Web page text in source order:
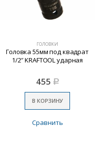
ГОЛОВКИ
Головка 55мм под квадрат
1/2″ KRAFTOOL ударная
455 Р
В КОРЗИНУ
Сравнить